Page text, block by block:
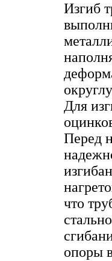
Изгиб
Для
Перед
что
опоры